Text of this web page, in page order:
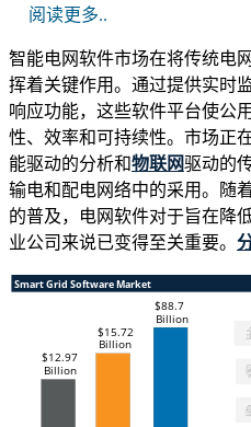
阅读更多..
智能电网软件市场在将传统电
挥着关键作用。通过提供实时
响应功能，这些软件平台使公
性、效率和可持续性。市场正
能驱动的分析和物联网驱动的
输电和配电网络中的采用。随
的普及，电网软件对于旨在降
业公司来说已变得至关重要。